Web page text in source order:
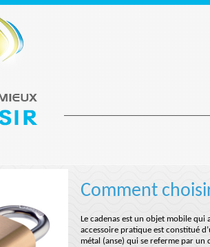
Comment
Le cadenas est un objet mobile
accessoire pratique est constitué
métal (anse) qui se referme par